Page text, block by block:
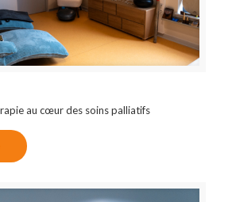
au cœur des soins palliatifs